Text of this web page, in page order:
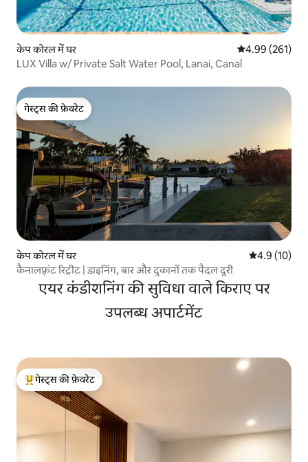
केप कोरल में घर औसत रेटिंग 5 में से
4.99 (261)
LUX Villa w/ Private Salt Water Pool, Lanai, Canal
गेस्ट्स की फ़ेवरेट
गेस्ट्स की फ़ेवरेट
केप कोरल में घर औसत रेटिंग 5
4.9 (10)
कैनालफ़्रंट रिट्रीट | डाइनिंग, बार और दुकानों तक पैदल दूरी
एयर कंडीशनिंग की सुविधा वाले किराए पर
उपलब्ध अपार्टमेंट
गेस्ट्स का टॉप फ़ेवरेट
गेस्ट्स की फ़ेवरेट